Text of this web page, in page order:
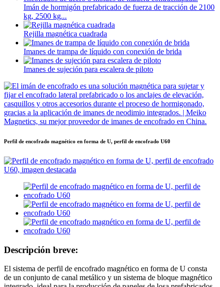
Imán de hormigón prefabricado de fuerza de tracción de 2100
kg, 2500 kg...
Rejilla magnética cuadrada
Imanes de trampa de líquido con conexión de brida
Imanes de sujeción para escalera de piloto
Perfil de encofrado magnético en forma de U, perfil de encofrado U60
Descripción breve:
El sistema de perfil de encofrado magnético en forma de U consta
de un conjunto de canal metálico y un sistema de bloque magnético